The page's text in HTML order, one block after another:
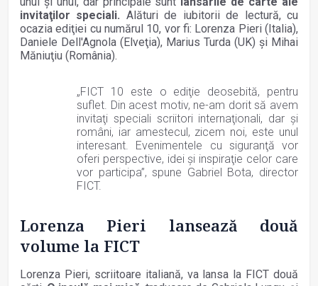
invitaţilor speciali. Alături de iubitorii de lectură, cu
ocazia ediţiei cu numărul 10, vor fi: Lorenza Pieri (Italia),
Daniele Dell'Agnola (Elveţia), Marius Turda (UK) şi Mihai
Măniuţiu (România).
„FICT 10 este o ediţie deosebită, pentru
suflet. Din acest motiv, ne-am dorit să avem
invitaţi speciali scriitori internaţionali, dar şi
români, iar amestecul, zicem noi, este unul
interesant. Evenimentele cu siguranţă vor
oferi perspective, idei şi inspiraţie celor care
vor participa”, spune Gabriel Bota, director
FICT.
Lorenza Pieri lansează două
volume la FICT
Lorenza Pieri, scriitoare italiană, va lansa la FICT două